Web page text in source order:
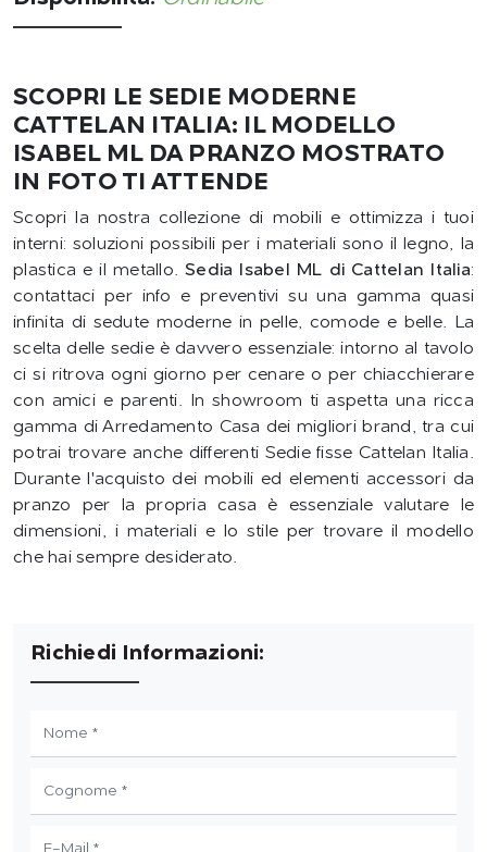
SCOPRI LE SEDIE MODERNE
CATTELAN ITALIA: IL MODELLO
ISABEL ML DA PRANZO MOSTRATO
IN FOTO TI ATTENDE
Scopri la nostra collezione di mobili e ottimizza i tuoi
interni: soluzioni possibili per i materiali sono il legno, la
plastica e il metallo.Sedia Isabel ML di Cattelan Italia:
contattaci per info e preventivi su una gamma quasi
infinita di sedute moderne in pelle, comode e belle. La
scelta delle sedie è davvero essenziale: intorno al tavolo
ci si ritrova ogni giorno per cenare o per chiacchierare
con amici e parenti. In showroom ti aspetta una ricca
gamma di Arredamento Casa dei migliori brand, tra cui
potrai trovare anche differenti Sedie fisse Cattelan Italia.
Durante l'acquisto dei mobili ed elementi accessori da
pranzo per la propria casa è essenziale valutare le
dimensioni, i materiali e lo stile per trovare il modello
che hai sempre desiderato.
Richiedi Informazioni: